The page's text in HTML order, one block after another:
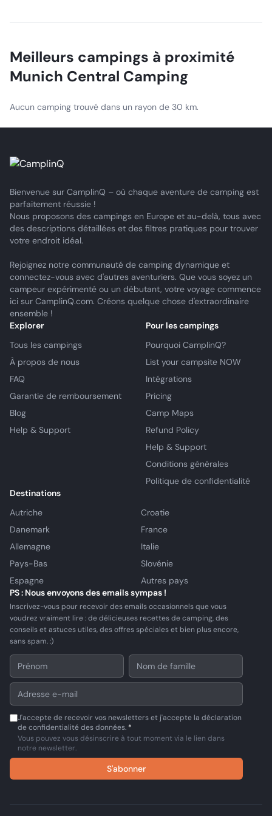
exploring new places, food, and Munich beer. During
Meilleurs campings à proximité
Munich Central Camping
Aucun camping trouvé dans un rayon de 30 km.
Bienvenue sur CamplinQ – où chaque aventure de camping est
parfaitement réussie !
Nous proposons des campings en Europe et au-delà, tous avec
des descriptions détaillées et des filtres pratiques pour trouver
votre endroit idéal.
Rejoignez notre communauté de camping dynamique et
connectez-vous avec d'autres aventuriers. Que vous soyez un
campeur expérimenté ou un débutant, votre voyage commence
ici sur CamplinQ.com. Créons quelque chose d'extraordinaire
ensemble !
Explorer
Tous les campings
À propos de nous
FAQ
Garantie de remboursement
Blog
Help & Support
Pour les campings
Pourquoi CamplinQ?
List your campsite NOW
Intégrations
Pricing
Camp Maps
Refund Policy
Help & Support
Conditions générales
Politique de confidentialité
Destinations
Autriche
Croatie
Danemark
France
Allemagne
Italie
Pays-Bas
Slovénie
Espagne
Autres pays
PS : Nous envoyons des emails sympas !
Inscrivez-vous pour recevoir des emails occasionnels que vous
voudrez vraiment lire : de délicieuses recettes de camping, des
conseils et astuces utiles, des offres spéciales et bien plus encore,
sans spam. :)
J'accepte de recevoir vos newsletters et j'accepte la déclaration
de confidentialité des données. *
Vous pouvez vous désinscrire à tout moment via le lien dans
notre newsletter.
S'abonner